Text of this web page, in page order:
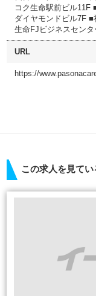
コク生命駅前ビル
ダイヤモンドビル7F
生命FJビジネスセンタ
URL
https://
この求人を見て